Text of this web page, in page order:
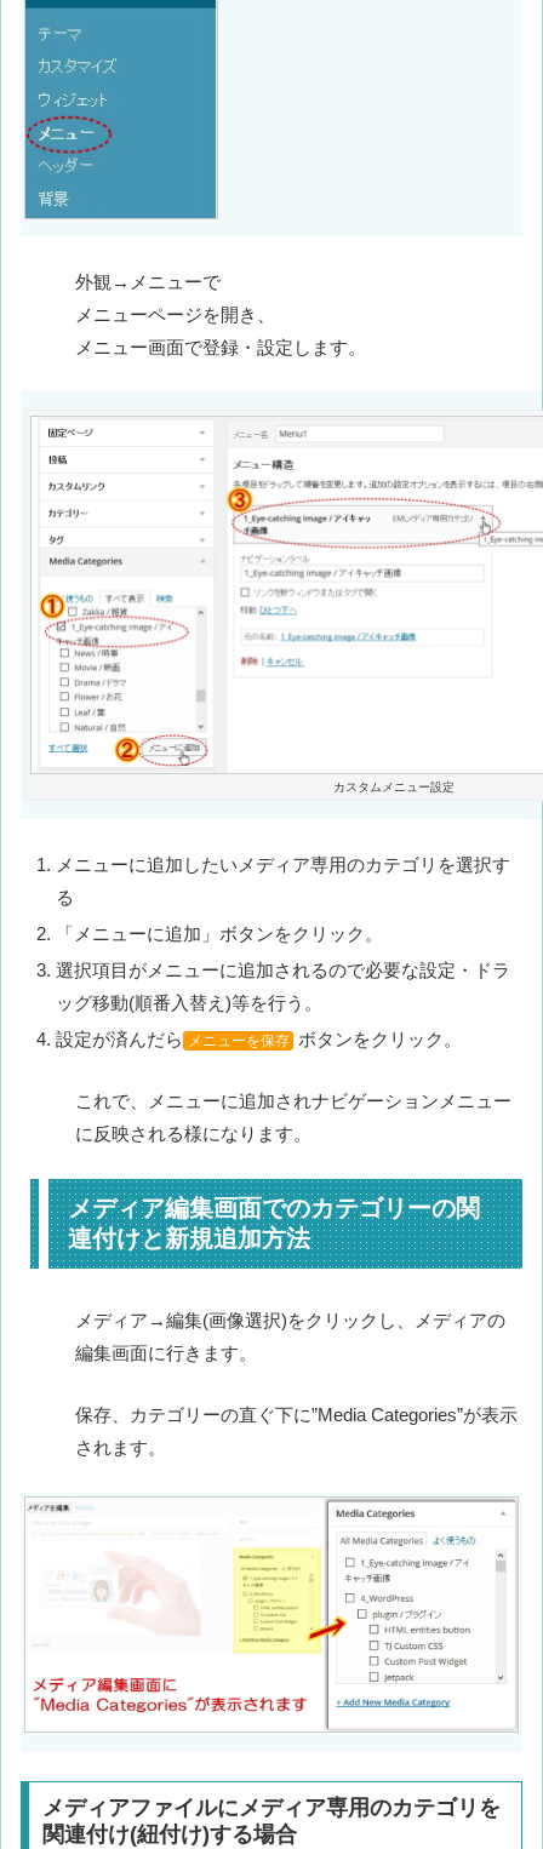
外観→メニューで
メニューページを開き、
メニュー画面で登録・設定します。
カスタムメニュー設定
メニューに追加したいメディア専用のカテゴリを選択す
る
「メニューに追加」ボタンをクリック。
選択項目がメニューに追加されるので必要な設定・ドラ
ッグ移動(順番入替え)等を行う。
設定が済んだら
メニューを保存 ボタンをクリック。
これで、メニューに追加されナビゲーションメニュー
に反映される様になります。
メディア編集画面でのカテゴリーの関
連付けと新規追加方法
メディア→編集(画像選択)をクリックし、メディアの
編集画面に行きます。
保存、カテゴリーの直ぐ下に”Media Categories”が表示
されます。
メディアファイルにメディア専用のカテゴリを
関連付け(紐付け)する場合